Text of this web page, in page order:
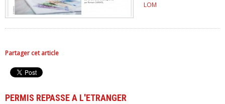
LOM
Partager cet article
PERMIS REPASSE A L'ETRANGER